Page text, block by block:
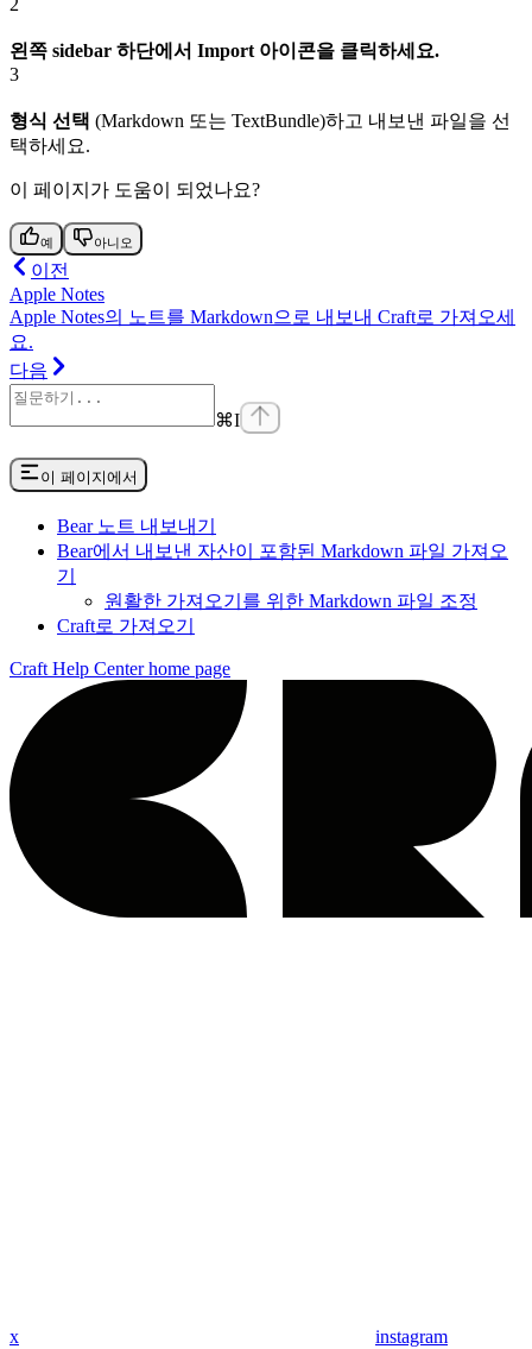
왼쪽 sidebar 하단에서 Import 아이콘을 클릭하세요.
3
형식 선택 (Markdown 또는 TextBundle)하고 내보낸 파일을 선
택하세요.
이 페이지가 도움이 되었나요?
예 아니오
이전
Apple Notes
Apple Notes의 노트를 Markdown으로 내보내 Craft로 가져오세
요.
다음
⌘I
이 페이지에서
Bear 노트 내보내기
Bear에서 내보낸 자산이 포함된 Markdown 파일 가져오
기
원활한 가져오기를 위한 Markdown 파일 조정
Craft로 가져오기
Craft Help Centerhome page
x instagram